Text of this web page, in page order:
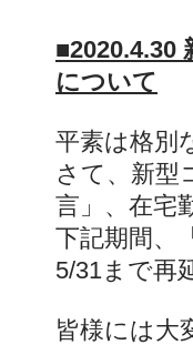
■2020.4.30
について
平素は格別
さて、新型
言」、在宅
下記期間、
5/31まで再
皆様には大